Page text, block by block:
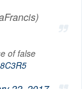
of false